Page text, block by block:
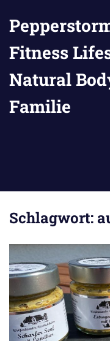
Inhalt
springen
Fitness
Natural
Familie
Schlagwort: